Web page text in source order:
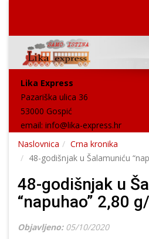
Lika Express
Pazariška ulica 36
53000 Gospić
email: info@lika-express.hr
Naslovnica
Crna kronika
48-godišnjak u Šalamuniću
48-godišnjak u
“napuhao” 2,80
Objavljeno: 05/10/2020